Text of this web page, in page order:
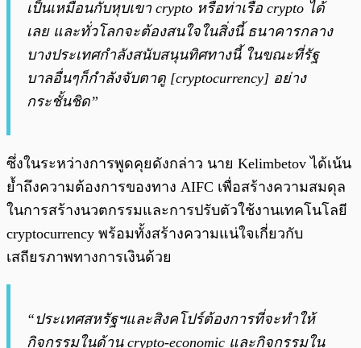
เป็นเหมือนกับหุบเขา crypto หรือท่าเรือ crypto ได้
เลย และทั่วโลกจะต้องสนใจในสิ่งนี้ ธนาคารกลาง
บางประเทศกำลังสนับสนุนทิศทางนี้ ในขณะที่รัฐ
บาลอื่นๆก็กำลังจับตาดู [cryptocurrency] อย่าง
กระชั้นชิด”
ซึ่งในระหว่างการพูดคุยดังกล่าว นาย Kelimbetov ได้เน้น
ย้ำถึงความต้องการของทาง AIFC เพื่อสร้างความสมดุล
ในการสร้างนวตกรรมและการปรับตัวใช้งานเทคโนโลยี
cryptocurrency พร้อมทั้งสร้างความแน่ใจเกี่ยวกับ
เสถียรภาพทางการเงินด้วย
“ประเทศสหรัฐฯและสิงคโปร์ต้องการที่จะทำให้
กิจกรรมในด้าน crypto-economic และกิจกรรมใน